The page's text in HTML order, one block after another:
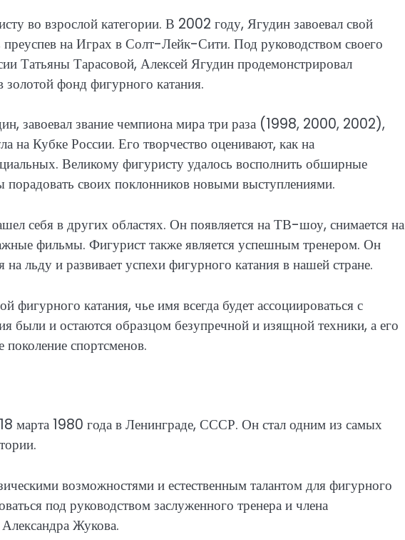
во взрослой категории. В 2002 году, Ягудин завоевал свой
на Играх в Солт-Лейк-Сити. Под руководством своего
Татьяны Тарасовой, Алексей Ягудин продемонстрировал
фонд фигурного катания.
завоевал звание чемпиона мира три раза (1998, 2000, 2002),
на Кубке России. Его творчество оценивают, как на
Великому фигуристу удалось восполнить обширные
порадовать своих поклонников новыми выступлениями.
себя в других областях. Он появляется на ТВ-шоу, снимается на
фильмы. Фигурист также является успешным тренером. Он
льду и развивает успехи фигурного катания в нашей стране.
фигурного катания, чье имя всегда будет ассоциироваться с
были и остаются образцом безупречной и изящной техники, а его
спортсменов.
марта 1980 года в Ленинграде, СССР. Он стал одним из самых
возможностями и естественным талантом для фигурного
под руководством заслуженного тренера и члена
Жукова.